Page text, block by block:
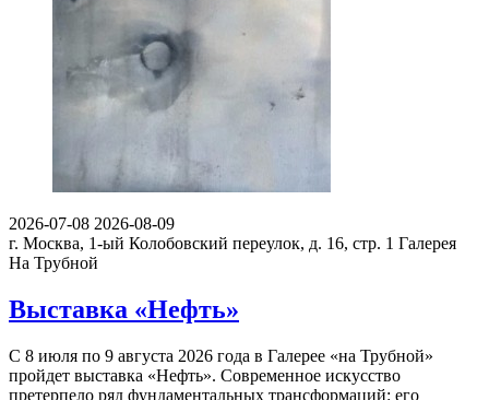
2026-07-08 2026-08-09
г. Москва, 1-ый Колобовский переулок, д. 16, стр. 1 Галерея
На Трубной
Выставка «Нефть»
С 8 июля по 9 августа 2026 года в Галерее «на Трубной»
пройдет выставка «Нефть». Современное искусство
претерпело ряд фундаментальных трансформаций: его